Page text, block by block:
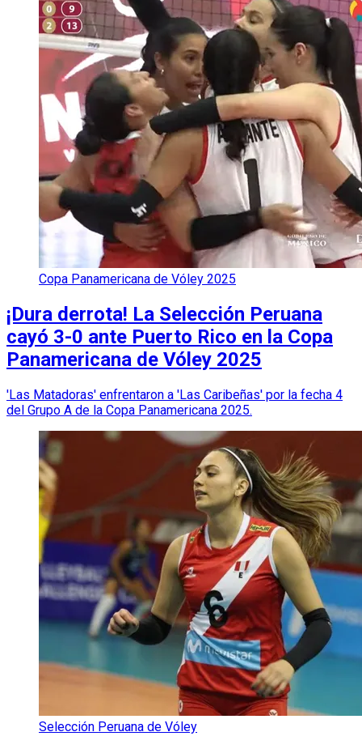
Copa Panamericana de Vóley 2025
¡Dura derrota! La Selección Peruana
cayó 3-0 ante Puerto Rico en la Copa
Panamericana de Vóley 2025
'Las Matadoras' enfrentaron a 'Las Caribeñas' por la fecha 4
del Grupo A de la Copa Panamericana 2025.
Selección Peruana de Vóley